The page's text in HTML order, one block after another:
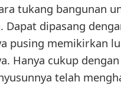
tukang bangunan
Dapat dipasang
pusing memikirkan
Hanya cukup
telah